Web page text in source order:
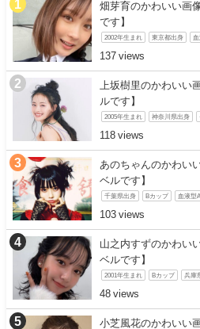
畑芽育のかわいい画
です】
2002年生まれ 東京都出身
137
上坂樹里のかわいい
ルです】
2005年生まれ 神奈川県出身
118
あのちゃんのかわい
ベルです】
千葉県出身 Bカップ 血液型
103
山之内すずのかわい
ベルです】
2001年生まれ Bカップ 兵庫
48
小芝風花のかわいい